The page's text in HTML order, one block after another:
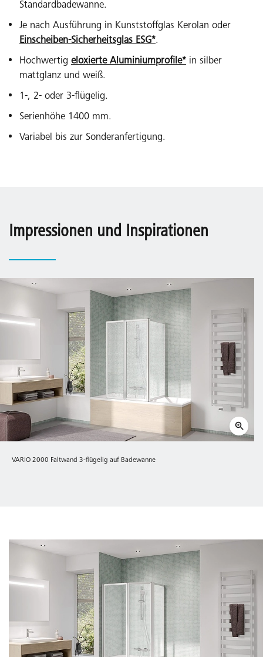
Standardbadewanne.
Je nach Ausführung in Kunststoffglas Kerolan oder
Einscheiben-Sicherheitsglas ESG*.
Hochwertig eloxierte Aluminiumprofile* in silber
mattglanz und weiß.
1-, 2- oder 3-flügelig.
Serienhöhe 1400 mm.
Variabel bis zur Sonderanfertigung.
Impressionen und Inspirationen
VARIO 2000 Faltwand 3-flügelig auf Badewanne